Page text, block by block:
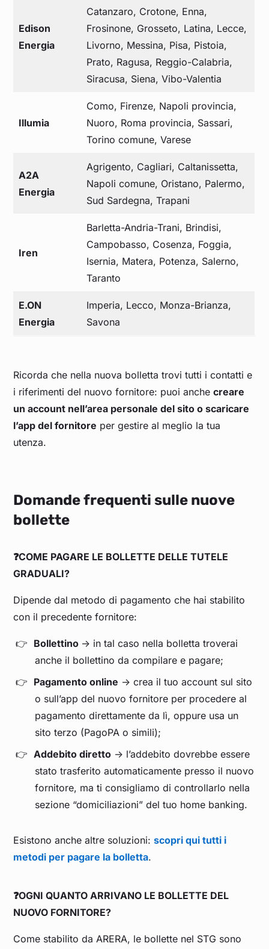
Edison
Energia
Catanzaro, Crotone, Enna,
Frosinone, Grosseto, Latina, Lecce,
Livorno, Messina, Pisa, Pistoia,
Prato, Ragusa, Reggio-Calabria,
Siracusa, Siena, Vibo-Valentia
Illumia
Como, Firenze, Napoli provincia,
Nuoro, Roma provincia, Sassari,
Torino comune, Varese
A2A
Energia
Agrigento, Cagliari, Caltanissetta,
Napoli comune, Oristano, Palermo,
Sud Sardegna, Trapani
Iren
Barletta-Andria-Trani, Brindisi,
Campobasso, Cosenza, Foggia,
Isernia, Matera, Potenza, Salerno,
Taranto
E.ON
Energia
Imperia, Lecco, Monza-Brianza,
Savona
Ricorda che nella nuova bolletta trovi tutti i contatti e
i riferimenti del nuovo fornitore: puoi anchecreare
un account nell’area personale del sito o scaricare
l’app del fornitore per gestire al meglio la tua
utenza.
Domande frequenti sulle nuove
bollette
❓COME PAGARE LE BOLLETTE DELLE TUTELE
GRADUALI?
Dipende dal metodo di pagamento che hai stabilito
con il precedente fornitore:
Bollettino -> in tal caso nella bolletta troverai
anche il bollettino da compilare e pagare;
Pagamento online -> crea il tuo account sul sito
o sull’app del nuovo fornitore per procedere al
pagamento direttamente da lì, oppure usa un
sito terzo (PagoPA o simili);
Addebito diretto -> l’addebito dovrebbe essere
stato trasferito automaticamente presso il nuovo
fornitore, ma ti consigliamo di controllarlo nella
sezione “domiciliazioni” del tuo home banking.
Esistono anche altre soluzioni:scopri qui tutti i
metodi per pagare la bolletta.
❓OGNI QUANTO ARRIVANO LE BOLLETTE DEL
NUOVO FORNITORE?
Come stabilito da ARERA, le bollette nel STG sono